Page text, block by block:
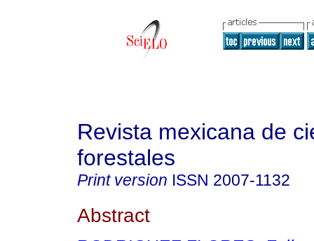
Revista mexicana de
forestales
Print version ISSN 2007-1132
Abstract